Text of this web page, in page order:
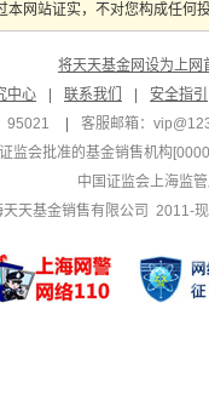
网站证实，不对您构成任
将天天基金网设为上网
中心 联系我们
安全指引
95021
客服邮箱：
监会批准的基金销售机构
中国证监会上海监
天基金销售有限公司 2011-